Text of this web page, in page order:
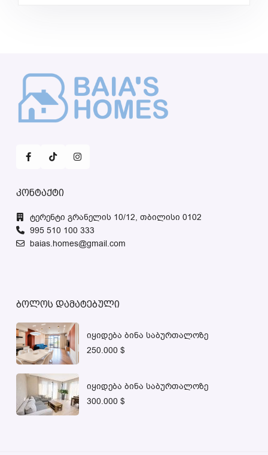
კონტაქტი
ტერენტი გრანელის 10/12, თბილისი 0102
995 510 100 333
baias.homes@gmail.com
ბოლოს დამატებული
იყიდება ბინა საბურთალოზე
250.000 $
იყიდება ბინა საბურთალოზე
300.000 $